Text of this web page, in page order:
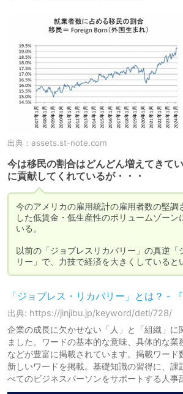
出典： assets.st-note.com
今は移民の割合はどんどん増えてきて
に貢献してくれているが・・・
今のアメリカの雇用統計の雇用者数の堅調
した低賃金・低生産性のボリュームゾーン
いる。
以前の「ジョブレスリカバリー」の真逆「
リー」で、力技で経済を大きくしていると
「ジョブレス・リカバリー」とは？ -
出典: https://jinjibu.jp/keyword/detl/728/
企業の成長に欠かせない「人」と「組織」に
ました。ワードの基本的な意味、具体的な業
などが豊富に掲載されています。掲載ワード
新しいワードを掲載。基礎知識の習得に、課
べてのビジネスパーソンをサポートする人事